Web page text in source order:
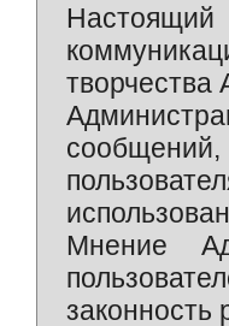
творчества
Мнение